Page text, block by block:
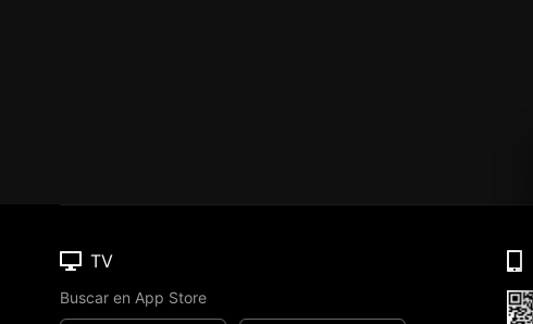
TV
Buscar en App Store